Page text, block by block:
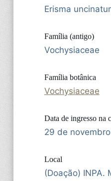
Erisma
Família (antigo)
Vochysiaceae
Família botânica
Vochysiaceae
Data de ingresso na
29 de
Local
(Doação) INPA.